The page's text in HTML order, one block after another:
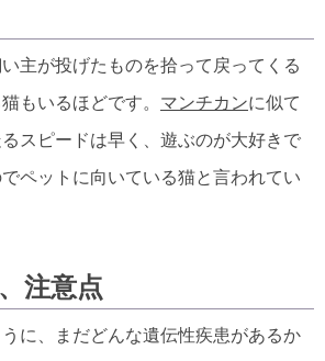
主が投げたものを拾って戻ってくる
もいるほどです。 マンチカンに似て
スピードは早く、遊ぶのが大好きで
ペットに向いている猫と言われてい
注意点
に、まだどんな遺伝性疾患があるか